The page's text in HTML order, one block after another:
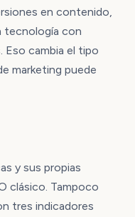
en contenido,
tecnología con
cambia el tipo
marketing puede
y sus propias
clásico. Tampoco
tres indicadores